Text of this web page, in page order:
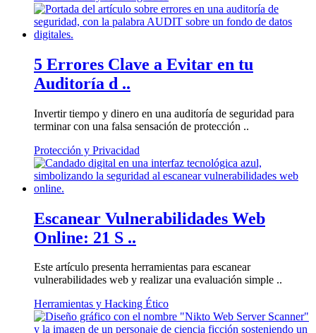
5 Errores Clave a Evitar en tu
Auditoría d ..
Invertir tiempo y dinero en una auditoría de seguridad para
terminar con una falsa sensación de protección ..
Protección y Privacidad
Escanear Vulnerabilidades Web
Online: 21 S ..
Este artículo presenta herramientas para escanear
vulnerabilidades web y realizar una evaluación simple ..
Herramientas y Hacking Ético